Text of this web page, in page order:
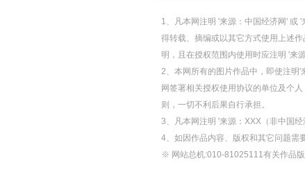
1、凡本网注明 '来源：中国经济网' 或
得转载、摘编或以其它方式使用上述
明，且在授权范围内使用时应注明 '来
2、本网所有的图片作品中，即使注明
网签署相关授权使用协议的单位及个
则，一切不利后果自行承担。
3、凡本网注明 '来源：XXX（非中国
4、如因作品内容、版权和其它问题需
※ 网站总机:010-81025111有关作品